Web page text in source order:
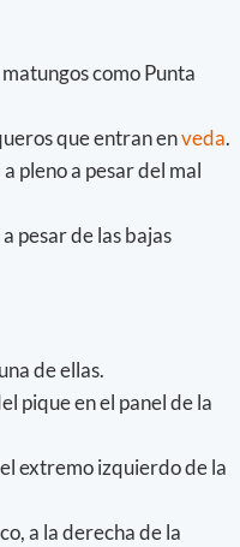
como Punta
que entran enveda.
pleno a pesar del mal
pesar de las bajas
de ellas.
pique en el panel de la
extremo izquierdo de la
a la derecha de la